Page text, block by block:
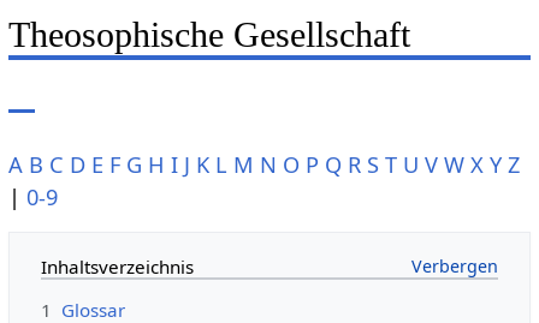
Theosophische Gesellschaft
A B C D E F G H I J K L M N O P Q R S T U V W X Y Z
| 0-9
Inhaltsverzeichnis
1 Glossar